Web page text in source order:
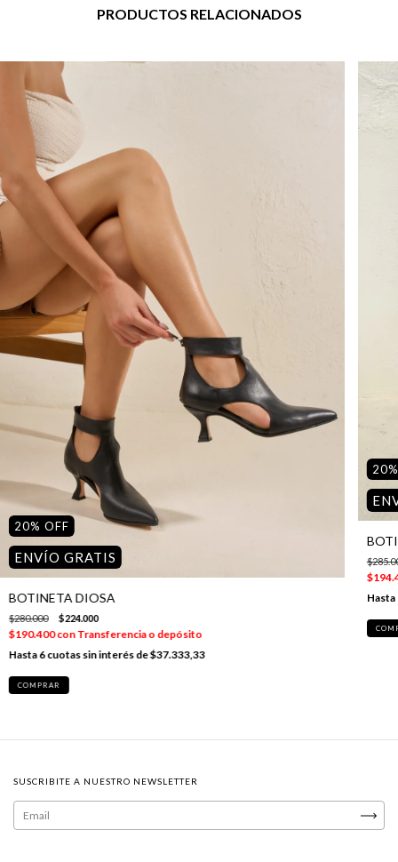
PRODUCTOS RELACIONADOS
20% OFF
ENVÍO GRATIS
BOTINETA DIOSA
$280.000 $224.000
$190.400conTransferencia o depósito
6cuotas sin interés de$37.333,33
COMPRAR
20
SUSCRIBITE A NUESTRO NEWSLETTER